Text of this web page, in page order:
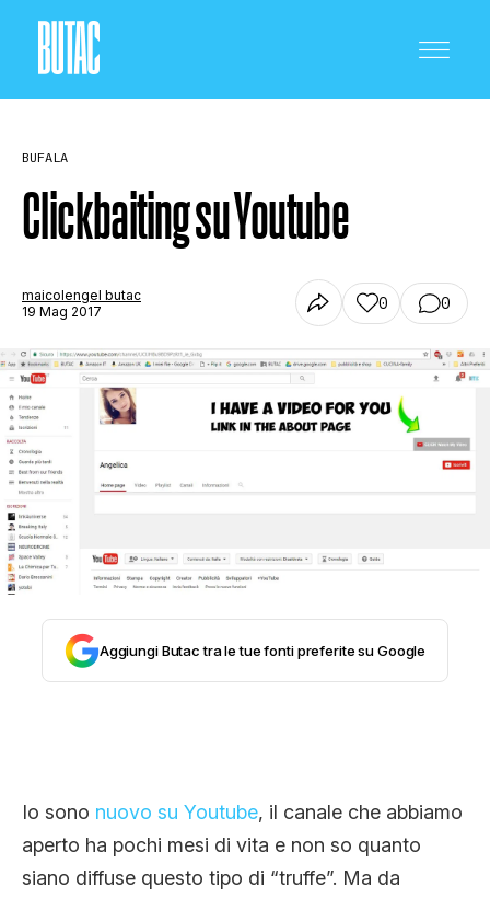
SCIENZA E TECNOLOGIA
SALUTE E MEDICINA
STORIA E CITAZIONI
EDITORIALI
BUFALA
Clickbaiting su Youtube
maicolengel butac
19 Mag 2017
0 0
Aggiungi Butac tra le tue fonti preferite su Google
Io sono nuovo su Youtube, il canale che abbiamo
aperto ha pochi mesi di vita e non so quanto
siano diffuse questo tipo di “truffe”. Ma da